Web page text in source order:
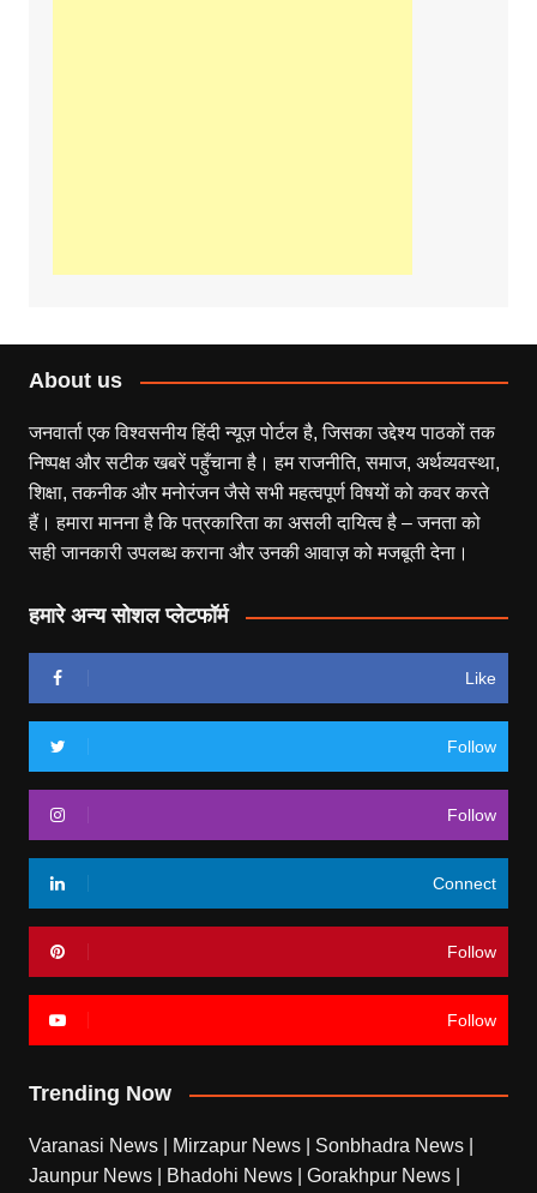
About us
जनवार्ता एक विश्वसनीय हिंदी न्यूज़ पोर्टल है, जिसका उद्देश्य पाठकों तक
निष्पक्ष और सटीक खबरें पहुँचाना है। हम राजनीति, समाज, अर्थव्यवस्था,
शिक्षा, तकनीक और मनोरंजन जैसे सभी महत्वपूर्ण विषयों को कवर करते
हैं। हमारा मानना है कि पत्रकारिता का असली दायित्व है – जनता को
सही जानकारी उपलब्ध कराना और उनकी आवाज़ को मजबूती देना।
हमारे अन्य सोशल प्लेटफॉर्म
Like
Follow
Follow
Connect
Follow
Follow
Trending Now
Varanasi News Mirzapur News Sonbhadra News
Jaunpur News
Bhadohi News Gorakhpur News